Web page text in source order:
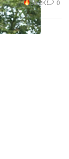
30.2K 0